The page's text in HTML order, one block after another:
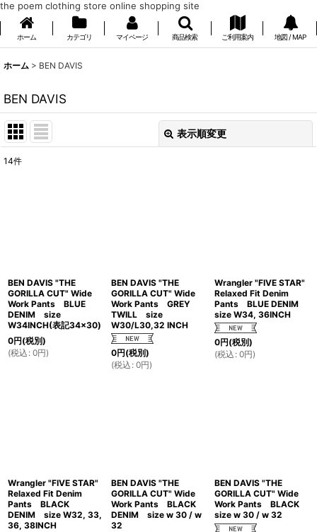
the poem clothing store online shopping site
ホーム カテゴリ マイページ 商品検索 ご利用案内 地図 / MAP
ホーム > BEN DAVIS
BEN DAVIS
表示順変更
14件
BEN DAVIS "THE
GORILLA CUT" Wide
Work Pants BLUE
DENIM size
W34INCH(表記34×30)
0円(税別)
(税込 : 0円)
BEN DAVIS "THE
GORILLA CUT" Wide
Work Pants GREY
TWILL size
W30/L30,32 INCH
0円(税別)
(税込 : 0円)
Wrangler "FIVE STAR"
Relaxed Fit Denim
Pants BLUE DENIM
size W34, 36INCH
0円(税別)
(税込 : 0円)
Wrangler "FIVE STAR"
Relaxed Fit Denim
Pants BLACK
DENIM size W32, 33,
36, 38INCH
BEN DAVIS "THE
GORILLA CUT" Wide
Work Pants BLACK
DENIM size w 30 / w
32
BEN DAVIS "THE
GORILLA CUT" Wide
Work Pants BLACK
size w 30 / w 32